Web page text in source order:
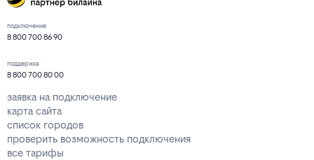
подключение
8 800 700 86 90
поддержка
8 800 700 80 00
заявка на подключение
карта сайта
список городов
проверить возможность подключения
все тарифы